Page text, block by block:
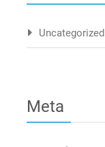
Uncategorized
Meta